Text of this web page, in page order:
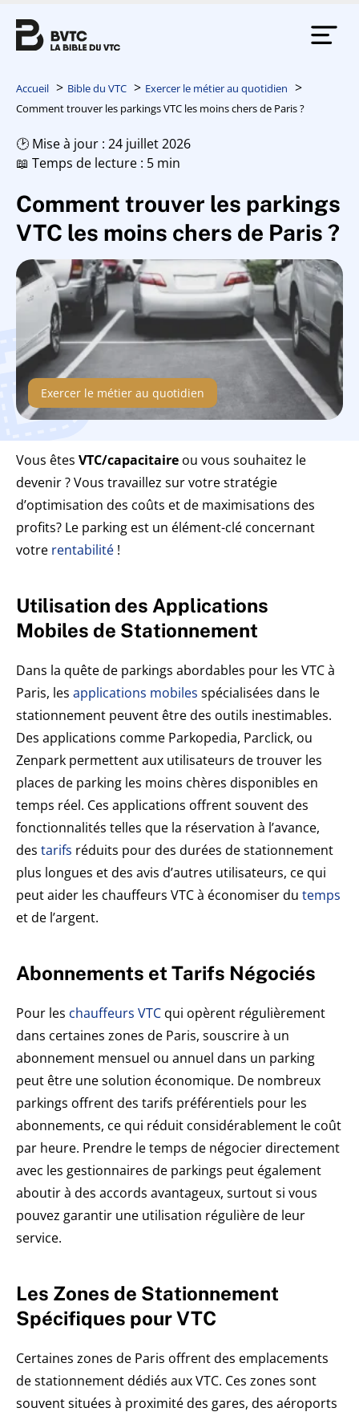
Accueil Bible du VTC
Exercer le métier au quotidien
Comment trouver les parkings VTC les moins chers de Paris ?
🕑 Mise à jour : 24 juillet 2026
📖 Temps de lecture : 5 min
Comment trouver les parkings
VTC les moins chers de Paris ?
Exercer le métier au quotidien
Vous êtes VTC/capacitaire ou vous souhaitez le
devenir ? Vous travaillez sur votre stratégie
d’optimisation des coûts et de maximisations des
profits? Le parking est un élément-clé concernant
votre rentabilité !
Utilisation des Applications
Mobiles de Stationnement
Dans la quête de parkings abordables pour les VTC à
Paris, les applications mobiles spécialisées dans le
stationnement peuvent être des outils inestimables.
Des applications comme Parkopedia, Parclick, ou
Zenpark permettent aux utilisateurs de trouver les
places de parking les moins chères disponibles en
temps réel. Ces applications offrent souvent des
fonctionnalités telles que la réservation à l’avance,
des tarifs réduits pour des durées de stationnement
plus longues et des avis d’autres utilisateurs, ce qui
peut aider les chauffeurs VTC à économiser du temps
et de l’argent.
Abonnements et Tarifs Négociés
Pour les chauffeurs VTC qui opèrent régulièrement
dans certaines zones de Paris, souscrire à un
abonnement mensuel ou annuel dans un parking
peut être une solution économique. De nombreux
parkings offrent des tarifs préférentiels pour les
abonnements, ce qui réduit considérablement le coût
par heure. Prendre le temps de négocier directement
avec les gestionnaires de parkings peut également
aboutir à des accords avantageux, surtout si vous
pouvez garantir une utilisation régulière de leur
service.
Les Zones de Stationnement
Spécifiques pour VTC
Certaines zones de Paris offrent des emplacements
de stationnement dédiés aux VTC. Ces zones sont
souvent situées à proximité des gares, des aéroports